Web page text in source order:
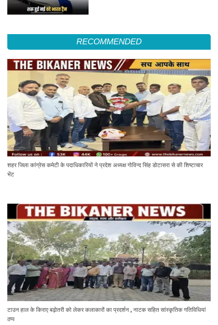
RECOMMENDED
शहर जिला कांग्रेस कमेटी के पदाधिकारियों ने प्रदेश अध्यक्ष गोविन्द सिंह डोटासरा से की शिष्टाचार
भेंट
टाउन हाल के किराए बढ़ोतरी को लेकर कलाकारों का प्रदर्शन , नाटक सहित सांस्कृतिक गतिविधियां
ठप्प